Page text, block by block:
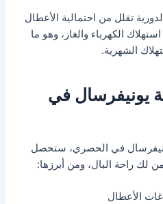
تقلل من احتمالية الأعطال
الكهرباء والغاز، وهو ما
الشهرية.
يونيفرسال في
في الحصري، ستحصل
لك راحة البال، ومن أبرزها:
الأعطال